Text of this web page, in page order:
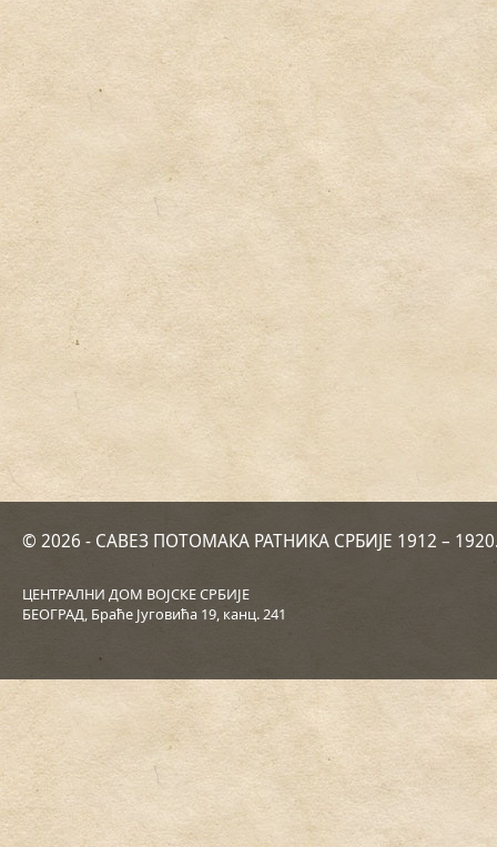
© 2026 - САВЕЗ ПОТОМАКА РАТНИКА СРБИЈЕ 1912 –
ЦЕНТРАЛНИ ДОМ ВОЈСКЕ СРБИЈЕ
БЕОГРАД, Браће Југовића 19, канц. 241